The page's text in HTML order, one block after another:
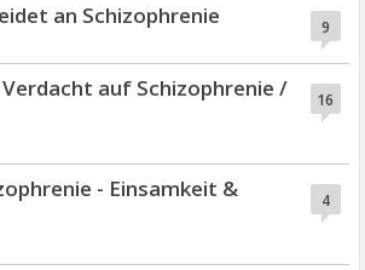
9
an Schizophrenie
16
auf Schizophrenie /
4
- Einsamkeit &